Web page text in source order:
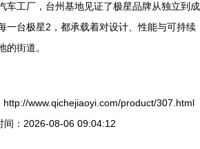
车工厂，台州基地见证了极星品牌从独立到成
一台极星2，都承载着对设计、性能与可持续
的街道。
http://www.qichejiaoyi.com/product/307.html
间：2026-08-06 09:04:12